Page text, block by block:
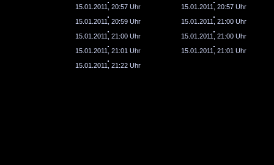
15.01.2011, 20:57 Uhr
15.01.2011, 20:57 Uhr
15.01.2011, 20:59 Uhr
15.01.2011, 21:00 Uhr
15.01.2011, 21:00 Uhr
15.01.2011, 21:00 Uhr
15.01.2011, 21:01 Uhr
15.01.2011, 21:01 Uhr
15.01.2011, 21:22 Uhr